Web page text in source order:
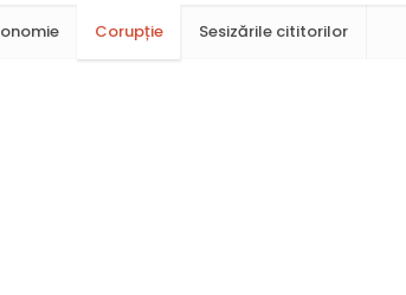
Corupție Sesizările cititorilor